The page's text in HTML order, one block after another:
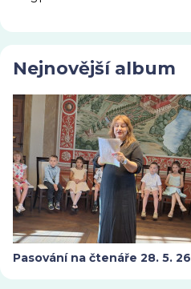
Nejnovější album
Pasování na čtenáře 28. 5. 26